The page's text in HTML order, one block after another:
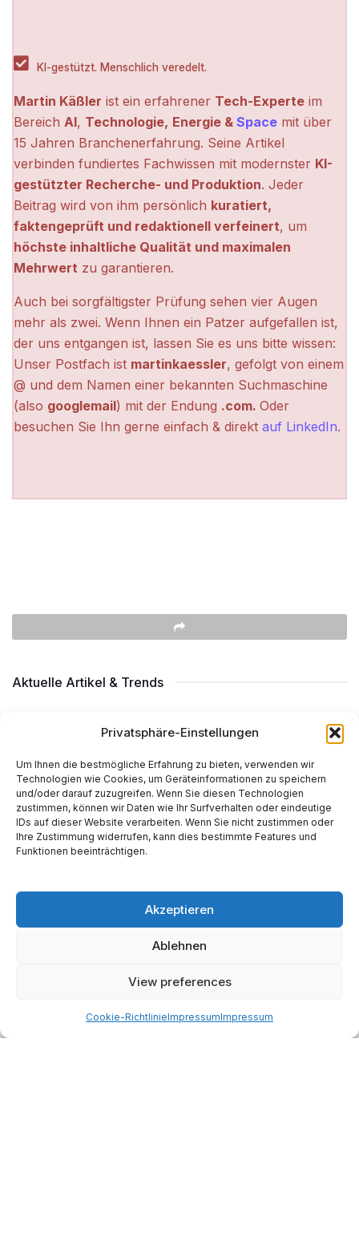
Privatsphäre-Einstellungen
Um Ihnen die bestmögliche Erfahrung zu bieten, verwenden wir
Technologien wie Cookies, um Geräteinformationen zu speichern
und/oder darauf zuzugreifen. Wenn Sie diesen Technologien
zustimmen, können wir Daten wie Ihr Surfverhalten oder eindeutige
IDs auf dieser Website verarbeiten. Wenn Sie nicht zustimmen oder
Ihre Zustimmung widerrufen, kann dies bestimmte Features und
Funktionen beeinträchtigen.
Akzeptieren
Ablehnen
View preferences
Cookie-RichtlinieImpressumImpressum
KI-gestützt. Menschlich veredelt.
Martin Käßler ist ein erfahrener Tech-Experte im
Bereich AI, Technologie, Energie & Space mit über
15 Jahren Branchenerfahrung. Seine Artikel
verbinden fundiertes Fachwissen mit modernster KI-
gestützter Recherche- und Produktion. Jeder
Beitrag wird von ihm persönlich kuratiert,
faktengeprüft und redaktionell verfeinert, um
höchste inhaltliche Qualität und maximalen
Mehrwert zu garantieren.
Auch bei sorgfältigster Prüfung sehen vier Augen
mehr als zwei. Wenn Ihnen ein Patzer aufgefallen ist,
der uns entgangen ist, lassen Sie es uns bitte wissen:
Unser Postfach ist martinkaessler, gefolgt von einem
@ und dem Namen einer bekannten Suchmaschine
(also googlemail) mit der Endung .com. Oder
besuchen Sie Ihn gerne einfach & direkt auf LinkedIn.
Aktuelle Artikel & Trends
2026 AI Index Report der Stanford Universität
MARTIN KÄSSLER APRIL 14, 2026
Virgo cluster of galaxies (Panorama with the
Seestar S30 pro)
BY MARTIN KÄSSLER APRIL 9, 2026 0
Periods when to make money: Ein Deep Dive
Vibe Coding in der Praxis: Wie KI einen
Astrofotografie-Pain-Point löst